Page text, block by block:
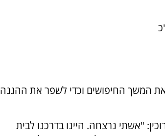
446 במטרה לאפשר את המשך החיפושים וכדי לשפר את ההגנה
"אשתי נרצחה. היינו בדרכנו לבית